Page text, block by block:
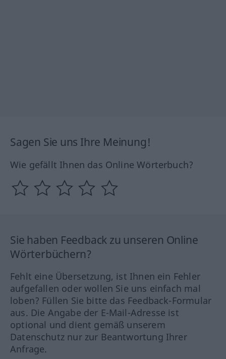
Sagen Sie uns Ihre Meinung!
Wie gefällt Ihnen das Online Wörterbuch?
Sie haben Feedback zu unseren Online
Wörterbüchern?
Fehlt eine Übersetzung, ist Ihnen ein Fehler
aufgefallen oder wollen Sie uns einfach mal
loben? Füllen Sie bitte das Feedback-Formular
aus. Die Angabe der E-Mail-Adresse ist
optional und dient gemäß unserem
Datenschutz nur zur Beantwortung Ihrer
Anfrage.